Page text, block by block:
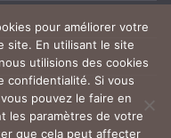
pour améliorer votre
site. En utilisant le site
utilisions des cookies
confidentialité. Si vous
pouvez le faire en
les paramètres de votre
que cela peut affecter